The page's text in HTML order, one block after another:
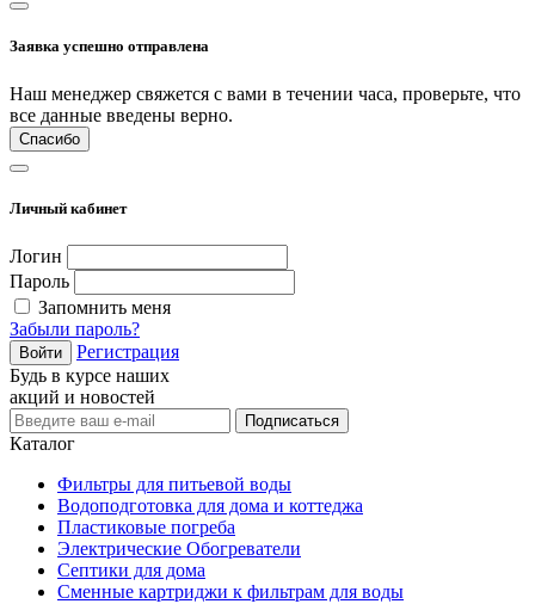
Заявка успешно отправлена
Наш менеджер свяжется с вами в течении часа, проверьте, что
все данные введены верно.
Спасибо
Личный кабинет
Логин
Пароль
Запомнить меня
Забыли пароль?
Войти
Регистрация
Будь в курсе наших
акций и новостей
Подписаться
Каталог
Фильтры для питьевой воды
Водоподготовка для дома и коттеджа
Пластиковые погреба
Электрические Обогреватели
Септики для дома
Сменные картриджи к фильтрам для воды